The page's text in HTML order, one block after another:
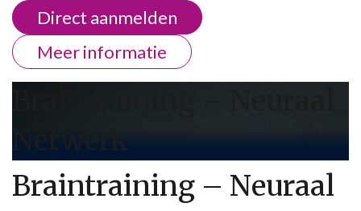
Direct aanmelden
Meer informatie
Netwerk
Braintraining – Neuraal